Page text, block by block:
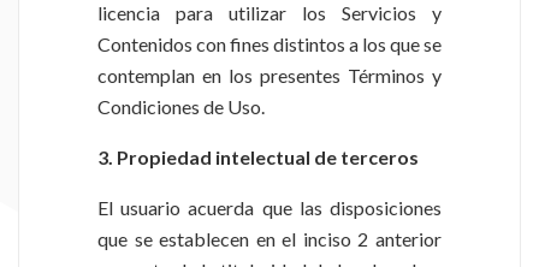
licencia para utilizar los Servicios y
Contenidos con fines distintos a los que se
contemplan en los presentes Términos y
Condiciones de Uso.
3. Propiedad intelectual de terceros
El usuario acuerda que las disposiciones
que se establecen en el inciso 2 anterior